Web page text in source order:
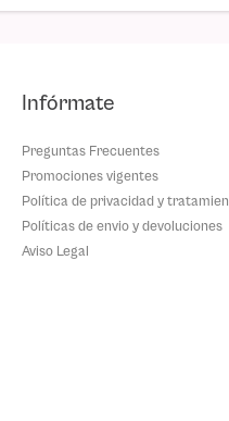
Infórmate
Preguntas Frecuentes
Promociones vigentes
Política de privacidad y
Políticas de envio y devoluciones
Aviso Legal